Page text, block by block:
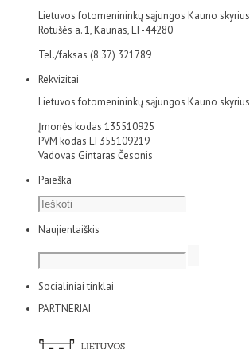
Lietuvos fotomenininkų sąjungos Kauno skyrius
Rotušės a. 1, Kaunas, LT-44280
Tel./faksas (8 37) 321789
Rekvizitai
Lietuvos fotomenininkų sąjungos Kauno skyrius
Įmonės kodas 135510925
PVM kodas LT355109219
Vadovas Gintaras Česonis
Paieška
Naujienlaiškis
Socialiniai tinklai
PARTNERIAI